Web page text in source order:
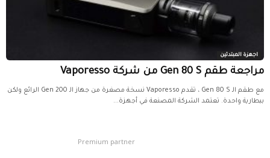
اجهزة المبتدئين
مراجعة طقم Gen 80 S من شركة Vaporesso
مع طقم الـ Gen 80 S ، تقدم Vaporesso نسخة مصغرة من جهاز الـ Gen 200 الرائع ولكن
ببطارية واحدة. تعتمد الشركة المصنعة في أجهزة...
Premium partner